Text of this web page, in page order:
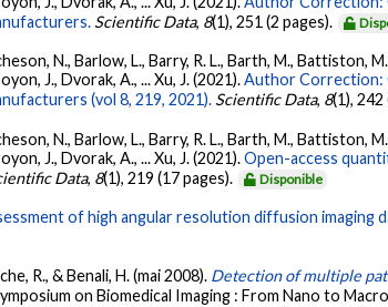
Scientific Data, 8(1), 251 (2 pages).
N., Barlow, L., Barry, R. L., Barth, M., Battiston,
J., Dvorak, A., ... Xu, J. (2021).Author Correction:
(vol 8, 219, 2021). Scientific Data, 8(1), 242
N., Barlow, L., Barry, R. L., Barth, M., Battiston,
J., Dvorak, A., ... Xu, J. (2021).Open-access
Data, 8(1), 219 (17 pages). Disponible
of high angular resolution diffusion imaging
R., & Benali, H. (mai 2008). Detection of multiple
on Biomedical Imaging : From Nano to